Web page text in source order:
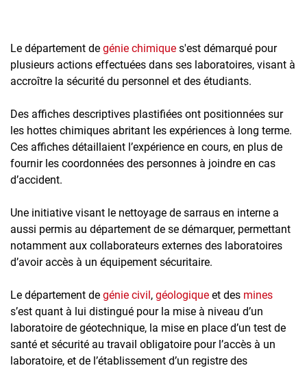
Le département de génie chimique s'est démarqué pour
plusieurs actions effectuées dans ses laboratoires, visant à
accroître la sécurité du personnel et des étudiants.
Des affiches descriptives plastifiées ont positionnées sur
les hottes chimiques abritant les expériences à long terme.
Ces affiches détaillaient l’expérience en cours, en plus de
fournir les coordonnées des personnes à joindre en cas
d’accident.
Une initiative visant le nettoyage de sarraus en interne a
aussi permis au département de se démarquer, permettant
notamment aux collaborateurs externes des laboratoires
d’avoir accès à un équipement sécuritaire.
Le département de génie civil, géologique et des mines
s’est quant à lui distingué pour la mise à niveau d’un
laboratoire de géotechnique, la mise en place d’un test de
santé et sécurité au travail obligatoire pour l’accès à un
laboratoire, et de l’établissement d’un registre des